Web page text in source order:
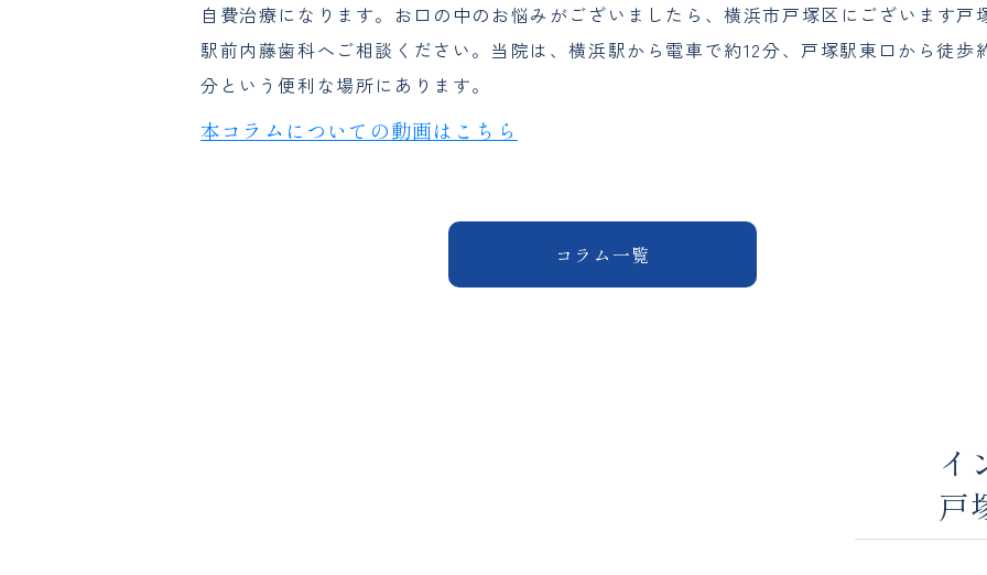
自費治療になります。お口の中のお悩みがございましたら、横浜市戸塚区にございます戸
駅前内藤歯科へご相談ください。当院は、横浜駅から電車で約12分、戸塚駅東口から徒歩
分という便利な場所にあります。
本コラムについての動画はこちら
コラム一覧
イ
戸